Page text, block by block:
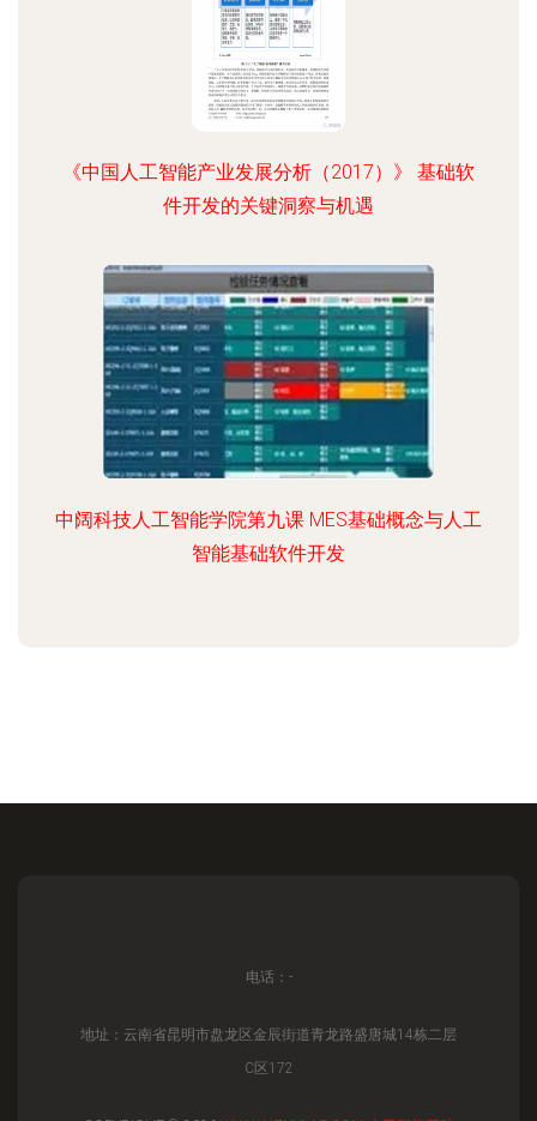
《中国人工智能产业发展分析（2017）》 基础软
件开发的关键洞察与机遇
中阔科技人工智能学院第九课 MES基础概念与人工
智能基础软件开发
电话：-
地址：云南省昆明市盘龙区金辰街道青龙路盛唐城14栋二层
C区172